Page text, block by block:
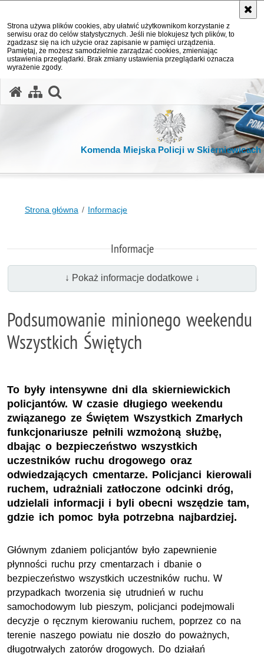
Strona używa plików cookies, aby ułatwić użytkownikom korzystanie z
serwisu oraz do celów statystycznych. Jeśli nie blokujesz tych plików, to
zgadzasz się na ich użycie oraz zapisanie w pamięci urządzenia.
Pamiętaj, że możesz samodzielnie zarządzać cookies, zmieniając
ustawienia przeglądarki. Brak zmiany ustawienia przeglądarki oznacza
wyrażenie zgody.
Komenda Miejska Policji w Skierniewicach
Strona główna Informacje
Informacje
↓ Pokaż informacje dodatkowe ↓
Podsumowanie minionego weekendu
Wszystkich Świętych
To były intensywne dni dla skierniewickich
policjantów. W czasie długiego weekendu
związanego ze Świętem Wszystkich Zmarłych
funkcjonariusze pełnili wzmożoną służbę,
dbając o bezpieczeństwo wszystkich
uczestników ruchu drogowego oraz
odwiedzających cmentarze. Policjanci kierowali
ruchem, udrażniali zatłoczone odcinki dróg,
udzielali informacji i byli obecni wszędzie tam,
gdzie ich pomoc była potrzebna najbardziej.
Głównym zdaniem policjantów było zapewnienie
płynności ruchu przy cmentarzach i dbanie o
bezpieczeństwo wszystkich uczestników ruchu. W
przypadkach tworzenia się utrudnień w ruchu
samochodowym lub pieszym, policjanci podejmowali
decyzje o ręcznym kierowaniu ruchem, poprzez co na
terenie naszego powiatu nie doszło do poważnych,
długotrwałych zatorów drogowych. Do działań